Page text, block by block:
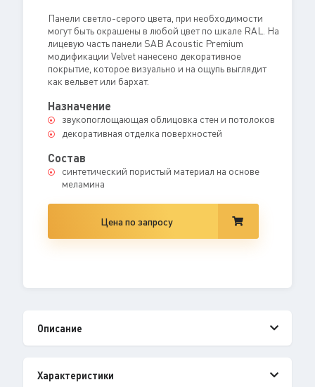
Панели светло-серого цвета, при необходимости
могут быть окрашены в любой цвет по шкале RAL. На
лицевую часть панели SAB Acoustic Premium
модификации Velvet нанесено декоративное
покрытие, которое визуально и на ощупь выглядит
как вельвет или бархат.
Назначение
звукопоглощающая облицовка стен и потолоков
декоративная отделка поверхностей
Состав
синтетический пористый материал на основе
меламина
Цена по запросу
Описание
Характеристики